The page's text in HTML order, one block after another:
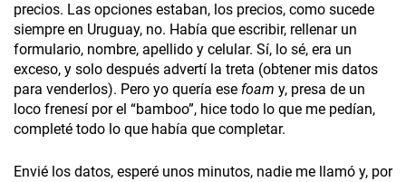
precios. Las opciones estaban, los precios, como sucede
siempre en Uruguay, no. Había que escribir, rellenar un
formulario, nombre, apellido y celular. Sí, lo sé, era un
exceso, y solo después advertí la treta (obtener mis datos
para venderlos). Pero yo quería ese foam y, presa de un
loco frenesí por el “bamboo”, hice todo lo que me pedían,
completé todo lo que había que completar.
Envié los datos, esperé unos minutos, nadie me llamó y, por